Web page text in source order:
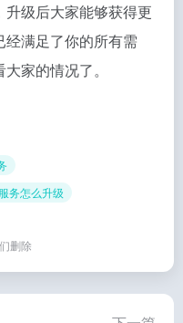
级后大家能够获得更
满足了你的所有需
家的情况了。
务怎么升级
删除